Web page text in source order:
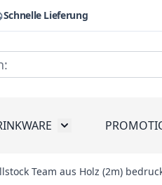
Schnelle Lieferung
for WerkzeugToggle submenu
Team aus Holz (2m)